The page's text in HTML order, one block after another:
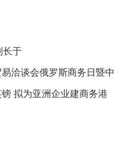
长于
洽谈会俄罗斯商务日暨
拟为亚洲企业建商务港